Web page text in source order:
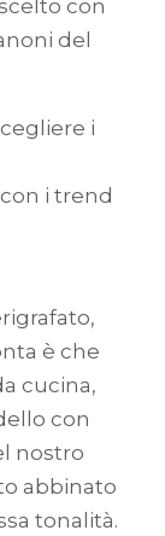
con
del
i
i trend
è che
cucina,
con
nostro
abbinato
tonalità.